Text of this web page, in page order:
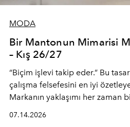
MODA
Bir Mantonun Mimarisi
– Kış 26/27
“Biçim işlevi takip eder.” Bu
çalışma felsefesini en iyi
Markanın yaklaşımı her zaman
07.14.2026